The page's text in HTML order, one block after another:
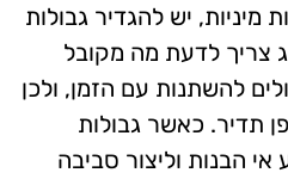
מיניות, יש להגדיר גבולות
צריך לדעת מה מקובל
להשתנות עם הזמן, ולכן
תדיר. כאשר גבולות
אי הבנות וליצור סביבה